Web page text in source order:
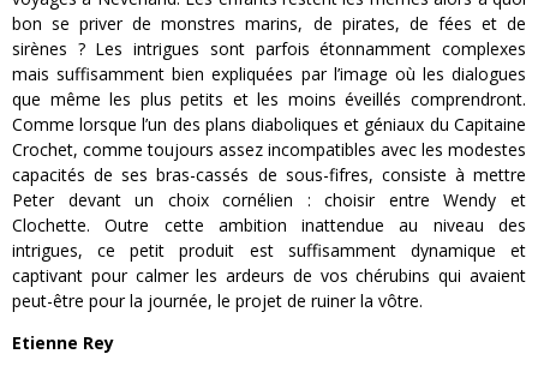
bon se priver de monstres marins, de pirates, de fées et de
sirènes ?Les intrigues sont parfois étonnamment complexes
mais suffisamment bien expliquées par l’image où les dialogues
que même les plus petits et les moins éveillés comprendront.
Comme lorsque l’un des plans diaboliques et géniaux du Capitaine
Crochet, comme toujours assez incompatibles avec les modestes
capacités de sesbras-cassés de sous-fifres, consiste à mettre
Peter devant un choix cornélien : choisir entre Wendy et
Clochette. Outre cette ambition inattendue au niveau des
intrigues, ce petit produit est suffisamment dynamique et
captivant pour calmer les ardeurs de vos chérubins qui avaient
peut-être pour la journée, le projet de ruiner la vôtre.
Etienne Rey